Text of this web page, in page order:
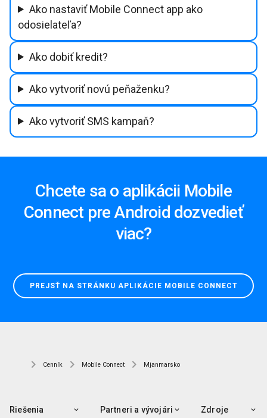
Ako nastaviť Mobile Connect app ako
odosielateľa?
Ako dobiť kredit?
Ako vytvoriť novú peňaženku?
Ako vytvoriť SMS kampaň?
Chcete sa o aplikácii Mobile
Connect pre Android dozvedieť
viac?
PREJSŤ NA STRÁNKU APLIKÁCIE MOBILE CONNECT
Cenník Mobile Connect Mjanmarsko
Riešenia Partneri a vývojári Zdroje